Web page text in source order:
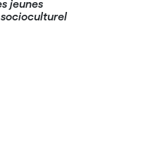
jeunes
socioculturel